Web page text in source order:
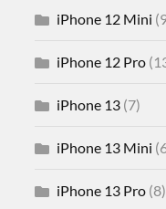
iPhone 12 Mini
iPhone 12 Pro
iPhone 13 (7)
iPhone 13 Mini
iPhone 13 Pro (8)